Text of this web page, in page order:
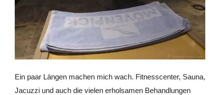
Ein paar Längen machen mich wach. Fitnesscenter, Sauna,
Jacuzzi und auch die vielen erholsamen Behandlungen